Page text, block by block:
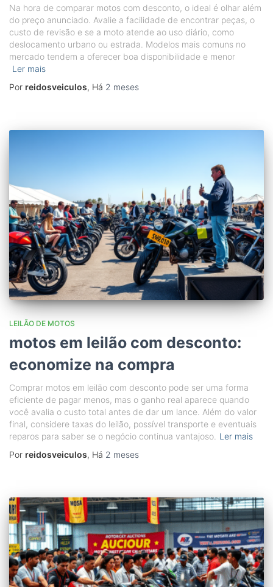
Na hora de comparar motos com desconto, o ideal é olhar além
do preço anunciado. Avalie a facilidade de encontrar peças, o
custo de revisão e se a moto atende ao uso diário, como
deslocamento urbano ou estrada. Modelos mais comuns no
mercado tendem a oferecer boa disponibilidade e menor
Ler mais
Por reidosveiculos, Há 2 meses
LEILÃO DE MOTOS
motos em leilão com desconto:
economize na compra
Comprar motos em leilão com desconto pode ser uma forma
eficiente de pagar menos, mas o ganho real aparece quando
você avalia o custo total antes de dar um lance. Além do valor
final, considere taxas do leilão, possível transporte e eventuais
reparos para saber se o negócio continua vantajoso. Ler mais
Por reidosveiculos, Há 2 meses